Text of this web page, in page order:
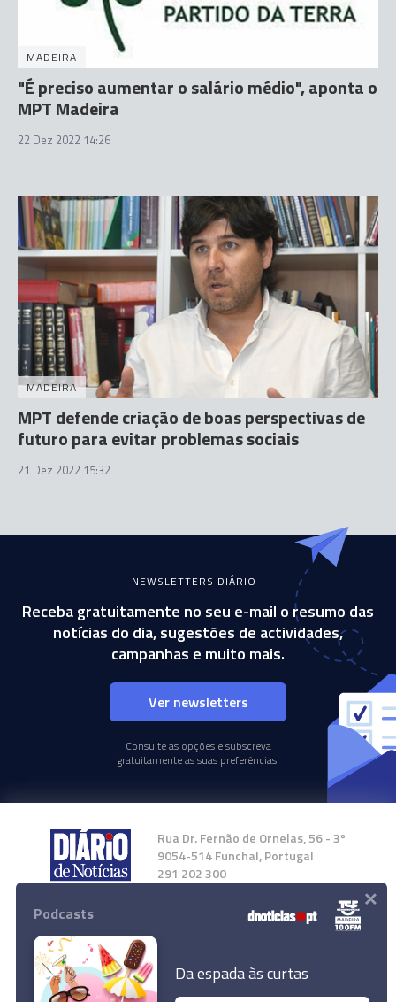
MADEIRA
"É preciso aumentar o salário médio", aponta o
MPT Madeira
22 Dez 2022 14:26
MADEIRA
MPT defende criação de boas perspectivas de
futuro para evitar problemas sociais
21 Dez 2022 15:32
NEWSLETTERS DIÁRIO
Receba gratuitamente no seu e-mail o resumo das
notícias do dia, sugestões de actividades,
campanhas e muito mais.
Ver newsletters
Consulte as opções e subscreva
gratuitamente as suas preferências.
Rua Dr. Fernão de Ornelas, 56 - 3º
9054-514 Funchal, Portugal
291 202 300
Instale a nossa App
Podcasts
Da espada às curtas
×